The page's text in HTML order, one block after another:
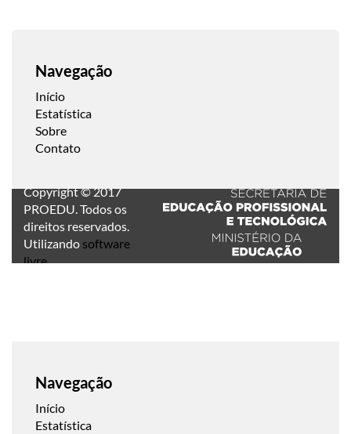
Navegação
Início
Estatística
Sobre
Contato
Copyright © 2017
PROEDU. Todos os
direitos reservados.
Utilizando software
livre.
Navegação
Início
Estatística